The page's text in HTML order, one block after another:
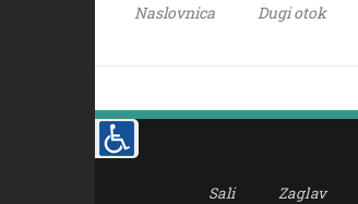
Naslovnica Dugi otok
Sali Zaglav